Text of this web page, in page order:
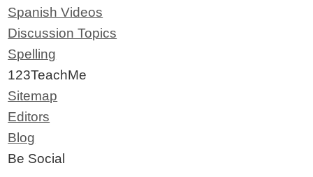
Spanish Videos
Discussion Topics
Spelling
123TeachMe
Sitemap
Editors
Blog
Be Social